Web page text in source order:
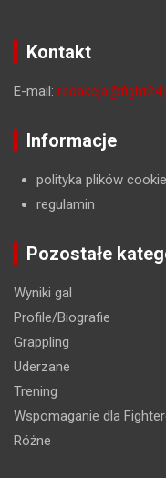
Kontakt
E-mail:
Informacje
polityka plików
regulamin
Pozostałe
Wyniki gal
Profile/Biografie
Grappling
Uderzane
Trening
Wspomaganie dla
Różne